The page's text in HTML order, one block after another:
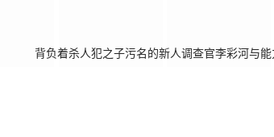
新人调查官李彩河与能力出众、追